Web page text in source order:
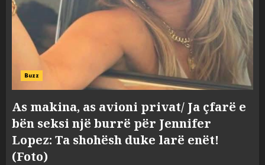
Buzz
As makina, as avioni privat/ Ja çfarë e
bën seksi një burrë për Jennifer
Lopez: Ta shohësh duke larë enët!
(Foto)